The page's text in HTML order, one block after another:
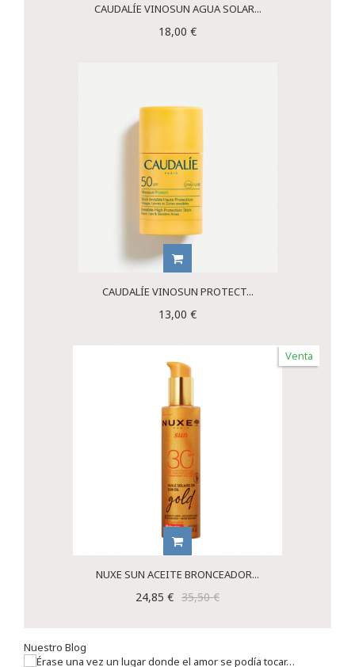
CAUDALÍE VINOSUN AGUA SOLAR...
18,00 €
CAUDALÍE VINOSUN PROTECT...
13,00 €
Venta
NUXE SUN ACEITE BRONCEADOR...
24,85 € 35,50 €
Nuestro Blog